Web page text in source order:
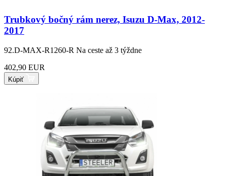
Trubkový bočný rám nerez, Isuzu D-Max, 2012-
2017
92.D-MAX-R1260-R Na ceste až 3 týždne
402,90 EUR
Kúpiť